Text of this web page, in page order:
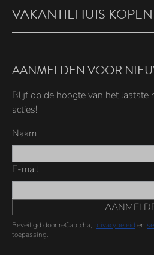
VAKANTIEHUIS KOPEN
AANMELDEN VOOR
Blijf op de hoogte van het laatste
acties!
Naam
E-mail
Beveiligd door reCaptcha, privacybeleid en
toepassing.